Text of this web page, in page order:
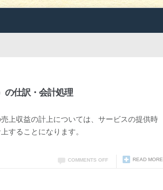
の仕訳・会計処理
上収益の計上については、サービスの提供時
することになります。
READ MORE
COMMENTS OFF